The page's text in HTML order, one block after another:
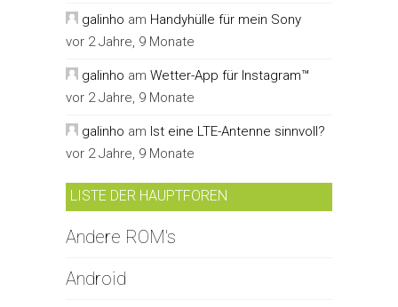
galinho am Handyhülle für mein Sony
vor 2 Jahre, 9 Monate
galinho am Wetter-App für Instagram™
vor 2 Jahre, 9 Monate
galinho am Ist eine LTE-Antenne sinnvoll?
vor 2 Jahre, 9 Monate
LISTE DER HAUPTFOREN
Andere ROM's
Android